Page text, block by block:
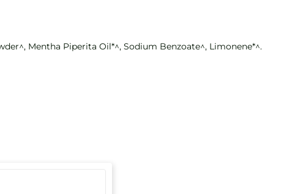
Mentha Piperita Oil*^, Sodium Benzoate^, Limonene*^.